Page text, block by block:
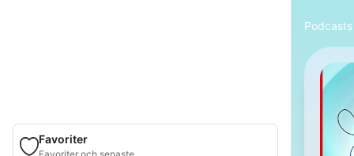
Favoriter
Podcasts